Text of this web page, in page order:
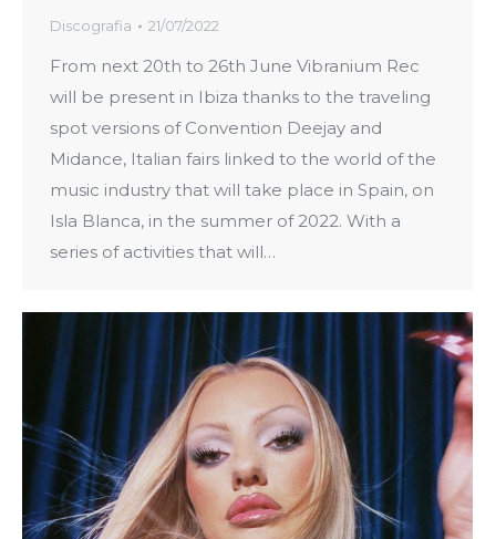
Discografia 21/07/2022
From next 20th to 26th June Vibranium Rec
will be present in Ibiza thanks to the traveling
spot versions of Convention Deejay and
Midance, Italian fairs linked to the world of the
music industry that will take place in Spain, on
Isla Blanca, in the summer of 2022. With a
series of activities that will…